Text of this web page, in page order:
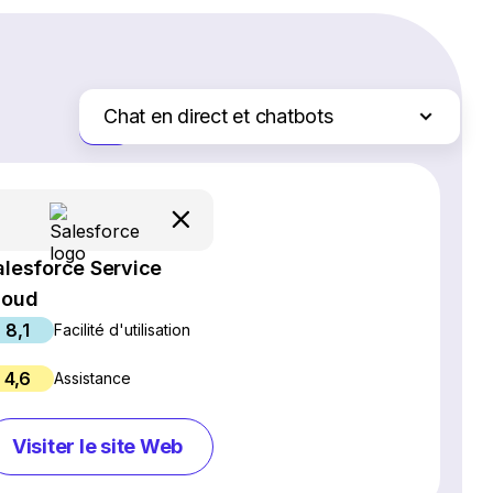
Chat en direct et chatbots
Création de site Web
Logiciel de webinaires
Plateformes d'e-commerce
Services d'hébergement Web
Logiciel CRM
Juste les différences
Service
8,1 Facilité d'utilisation
4,6 Assistance
Visiter le site Web